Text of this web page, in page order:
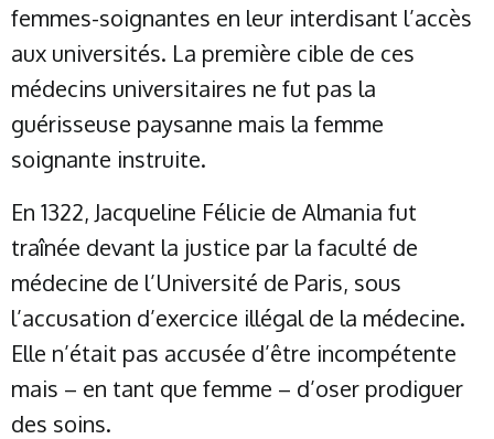
femmes-soignantes en leur interdisant l’accès
aux universités. La première cible de ces
médecins universitaires ne fut pas la
guérisseuse paysanne mais la femme
soignante instruite.
En 1322, Jacqueline Félicie de Almania fut
traînée devant la justice par la faculté de
médecine de l’Université de Paris, sous
l’accusation d’exercice illégal de la médecine.
Elle n’était pas accusée d’être incompétente
mais – en tant que femme – d’oser prodiguer
des soins.